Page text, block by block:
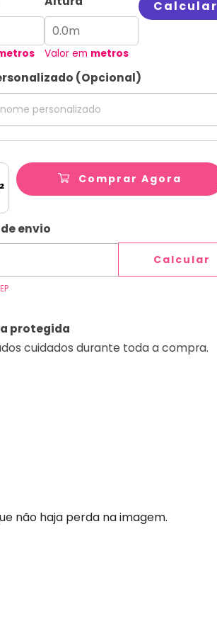
Valor em metros
Calcular
(Opcional)
Comprar Agora
CEP:envio
Calcular
protegida
cuidados durante toda a compra.
não haja perda na imagem.